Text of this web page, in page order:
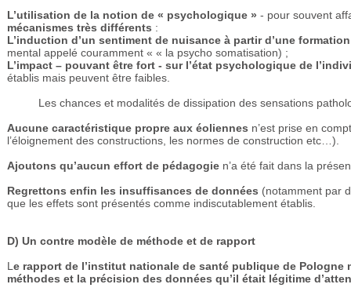
L’utilisation de la notion de « psychologique » - pour souvent
mécanismes très différents :
L’induction d’un sentiment de nuisance à partir d’une
mental appelé couramment « « la psycho somatisation) ;
L’impact – pouvant être fort - sur l’état psychologique de
établis mais peuvent être faibles.
Les chances et modalités de dissipation des sensations
Aucune caractéristique propre aux éoliennes n’est prise en
l’éloignement des constructions, les normes de construction etc…).
Ajoutons qu’aucun effort de pédagogie n’a été fait dans la
Regrettons enfin les insuffisances de données (notamment par
que les effets sont présentés comme indiscutablement établis.
D) Un contre modèle de méthode et de rapport
L e rapport de l’institut nationale de santé publique de
méthodes et la précision des données qu’il était légitime